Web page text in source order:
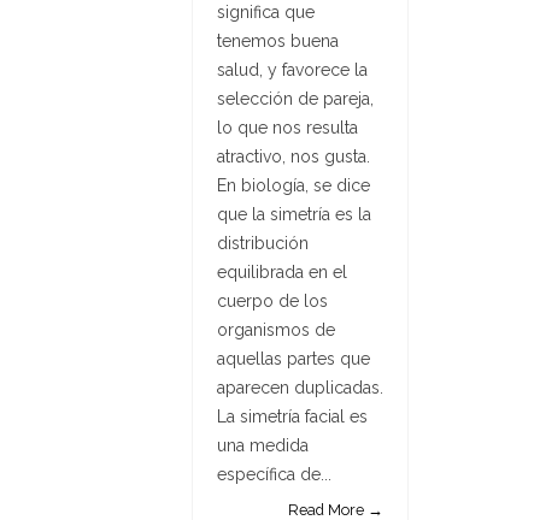
significa que
tenemos buena
salud, y favorece la
selección de pareja,
lo que nos resulta
atractivo, nos gusta.
En biología, se dice
que la simetría es la
distribución
equilibrada en el
cuerpo de los
organismos de
aquellas partes que
aparecen duplicadas.
La simetría facial es
una medida
específica de...
Read More →